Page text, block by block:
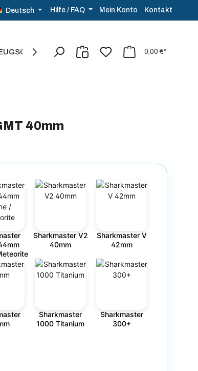
Deutsch Hilfe / FAQ Mein Konto Kontakt
SCHMUCK SALE% 0,00 €*
40mm
Sharkmaster V2
40mm
Sharkmaster V
42mm
Sharkmaster
1000 Titanium
Sharkmaster
300+